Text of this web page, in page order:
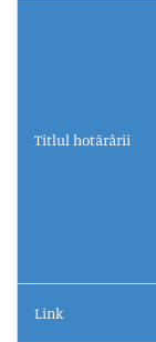
Titlul hotărârii
Link